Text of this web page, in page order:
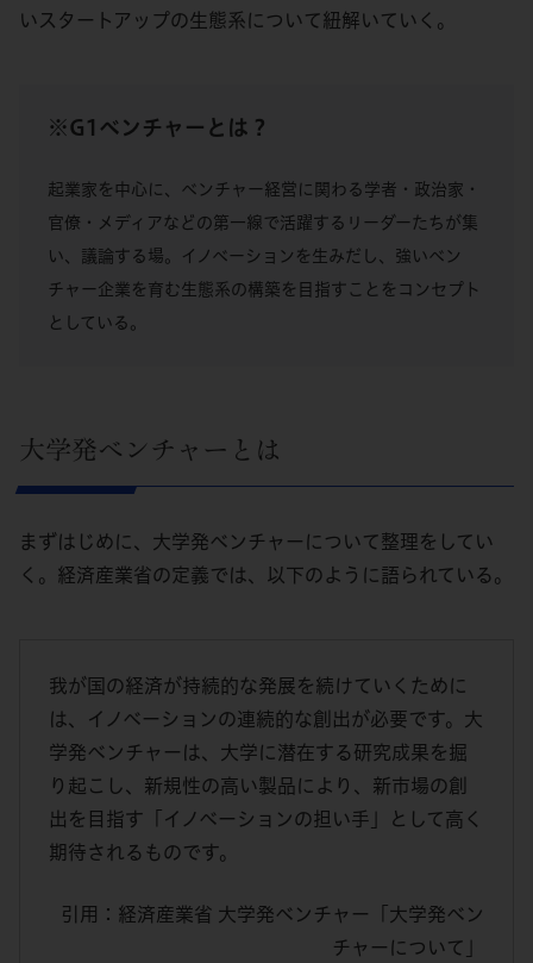
いスタートアップの生態系について紐解いていく。
※G1ベンチャーとは？
起業家を中心に、ベンチャー経営に関わる学者・政治家・
官僚・メディアなどの第一線で活躍するリーダーたちが集
い、議論する場。イノベーションを生みだし、強いベン
チャー企業を育む生態系の構築を目指すことをコンセプト
としている。
大学発ベンチャーとは
まずはじめに、大学発ベンチャーについて整理をしてい
く。経済産業省の定義では、以下のように語られている。
我が国の経済が持続的な発展を続けていくために
は、イノベーションの連続的な創出が必要です。大
学発ベンチャーは、大学に潜在する研究成果を掘
り起こし、新規性の高い製品により、新市場の創
出を目指す「イノベーションの担い手」として高く
期待されるものです。
引用：経済産業省 大学発ベンチャー「大学発ベン
チャーについて」